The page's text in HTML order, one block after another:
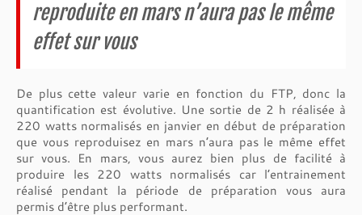
reproduite en mars n’aura pas le même
effet sur vous
De plus cette valeur varie en fonction du FTP, donc la
quantification est évolutive. Une sortie de 2 h réalisée à
220 watts normalisés en janvier en début de préparation
que vous reproduisez en mars n’aura pas le même effet
sur vous. En mars, vous aurez bien plus de facilité à
produire les 220 watts normalisés car l’entrainement
réalisé pendant la période de préparation vous aura
permis d’être plus performant.